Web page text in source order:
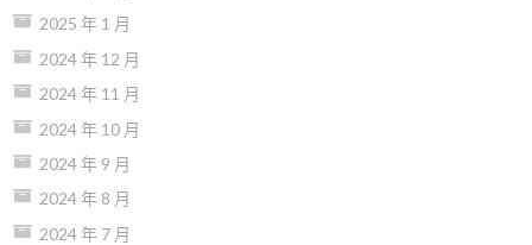
2025 年 1 月
2024 年 12 月
2024 年 11 月
2024 年 10 月
2024 年 9 月
2024 年 8 月
2024 年 7 月